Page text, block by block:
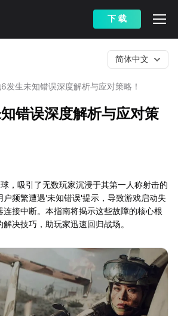
下 载
发生未知错误深度解析与应对策略！
简体中文
错误深度解析与应对策
，吸引了无数玩家沉浸于其第一人称射击的
频繁遭遇'未知错误'提示，导致游戏启动失
连接中断。本指南将揭示这些故障的核心根
决技巧，助玩家迅速回归战场。